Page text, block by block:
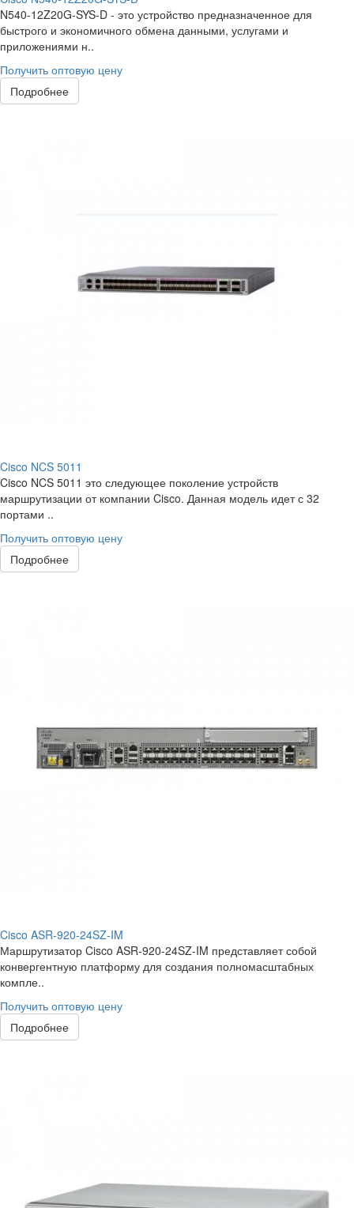
N540-12Z20G-SYS-D - это устройство предназначенное для
быстрого и экономичного обмена данными, услугами и
приложениями н..
Получить оптовую цену
Подробнее
Cisco NCS 5011
Cisco NCS 5011 это следующее поколение устройств
маршрутизации от компании Cisco. Данная модель идет с 32
портами ..
Получить оптовую цену
Подробнее
Cisco ASR-920-24SZ-IM
Маршрутизатор Cisco ASR-920-24SZ-IM представляет собой
конвергентную платформу для создания полномасштабных
компле..
Получить оптовую цену
Подробнее